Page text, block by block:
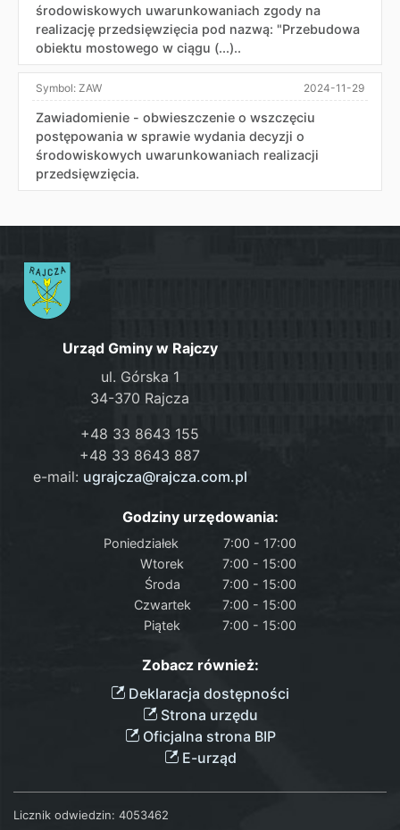
środowiskowych uwarunkowaniach zgody na
realizację przedsięwzięcia pod nazwą: "Przebudowa
obiektu mostowego w ciągu (...)..
Symbol: ZAW 2024-11-29
Zawiadomienie - obwieszczenie o wszczęciu
postępowania w sprawie wydania decyzji o
środowiskowych uwarunkowaniach realizacji
przedsięwzięcia.
Urząd Gminy w Rajczy
ul. Górska 1
34-370 Rajcza
+48 33 8643 155
+48 33 8643 887
e-mail: ugrajcza@rajcza.com.pl
Godziny urzędowania:
Poniedziałek
7:00 - 17:00
Wtorek
7:00 - 15:00
Środa
7:00 - 15:00
Czwartek
7:00 - 15:00
Piątek
7:00 - 15:00
Zobacz również:
Deklaracja dostępności
Strona urzędu
Oficjalna strona BIP
E-urząd
Licznik odwiedzin: 4053462